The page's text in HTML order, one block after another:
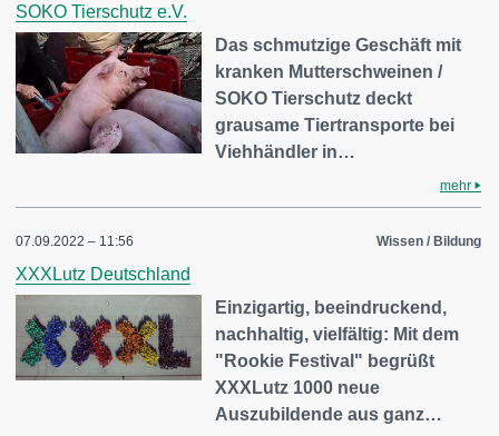
SOKO Tierschutz e.V.
Das schmutzige Geschäft mit
kranken Mutterschweinen /
SOKO Tierschutz deckt
grausame Tiertransporte bei
Viehhändler in…
mehr
07.09.2022 – 11:56 Wissen / Bildung
XXXLutz Deutschland
Einzigartig, beeindruckend,
nachhaltig, vielfältig: Mit dem
"Rookie Festival" begrüßt
XXXLutz 1000 neue
Auszubildende aus ganz…